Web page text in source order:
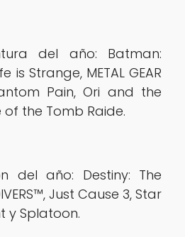
del año: Batman:
is Strange, METAL GEAR
Pain, Ori and the
of the Tomb Raide.
del año: Destiny: The
Just Cause 3, Star
y Splatoon.